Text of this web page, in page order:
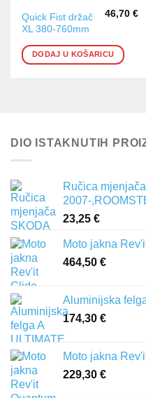
Quick Fist držač
XL 380-760mm
46,70 €
DODAJ U KOŠARICU
DIO ISTAKNUTIH
Ručica mjenjača
2007-
23,25 €
Moto jakna
464,50 €
Aluminijska
174,30 €
Moto jakna
229,30 €